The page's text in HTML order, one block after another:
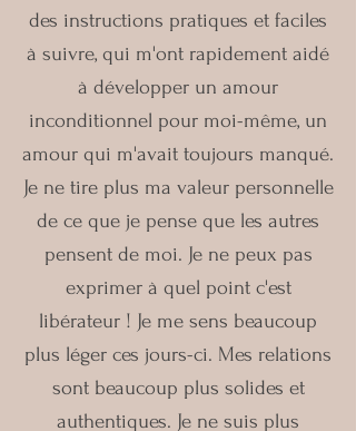
des instructions pratiques et faciles
à suivre, qui m'ont rapidement aidé
à développer un amour
inconditionnel pour moi-même, un
amour qui m'avait toujours manqué.
Je ne tire plus ma valeur personnelle
de ce que je pense que les autres
pensent de moi. Je ne peux pas
exprimer à quel point c'est
libérateur ! Je me sens beaucoup
plus léger ces jours-ci. Mes relations
sont beaucoup plus solides et
authentiques. Je ne suis plus